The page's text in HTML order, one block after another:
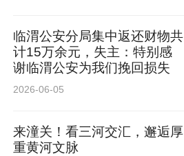
临渭公安分局集中返还财物共
计15万余元，失主：特别感
谢临渭公安为我们挽回损失
2026-06-05
来潼关！看三河交汇，邂逅厚
重黄河文脉